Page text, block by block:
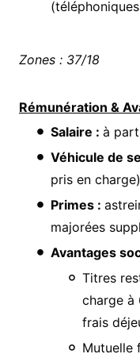
Zones : 37/18
Rémunération &
Salaire : à
Véhicule de
pris en charge)
Primes :
majorées
Avantages
Titres
charge à
frais
Mutuelle